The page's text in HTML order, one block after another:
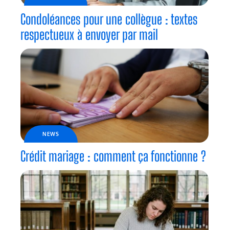
ENTREPRISE
Étudier à la fac en 2026, comment choisir
son université sans se perdre
© 2025 | ideelogique.com
Contact Mentions Légales Sitemap